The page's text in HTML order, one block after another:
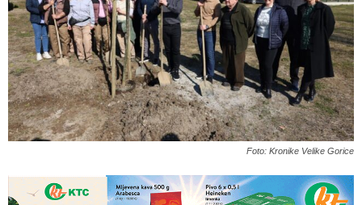
Foto: Kronike Velike Gorice